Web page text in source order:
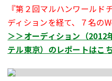
『第２回マルハンワールド
ディションを経て、７名の
＞＞オーディション（2012
テル東京）のレポートはこ